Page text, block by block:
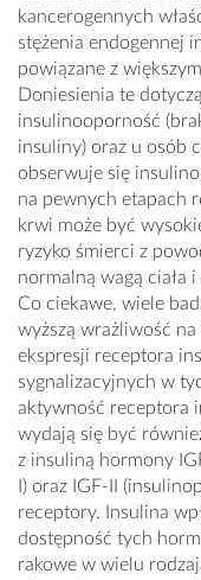
kancerogennych
stężenia endogennej
powiązane z
Doniesienia te
insulinooporność
insuliny) oraz u osób
obserwuje się
na pewnych etapach
krwi może być
ryzyko śmierci z
normalną wagą ciała
Co ciekawe, wiele
wyższą wrażliwość
ekspresji receptora
sygnalizacyjnych w
aktywność receptora
wydają się być
z insuliną hormony
I) oraz IGF-II
receptory. Insulina
dostępność tych
rakowe w wielu